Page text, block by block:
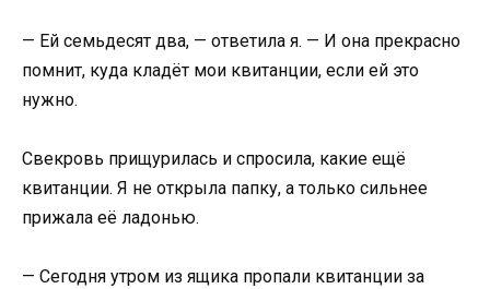
— Ей семьдесят два, — ответила я. — И она прекрасно
помнит, куда кладёт мои квитанции, если ей это
нужно.
Свекровь прищурилась и спросила, какие ещё
квитанции. Я не открыла папку, а только сильнее
прижала её ладонью.
— Сегодня утром из ящика пропали квитанции за